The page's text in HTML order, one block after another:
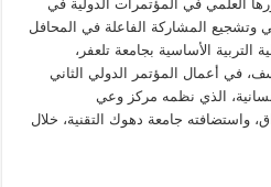
العلمي في المؤتمرات الدولية في
وتشجيع المشاركة الفاعلة في المحافل
التربية الأساسية بجامعة تلعفر،
في أعمال المؤتمر الدولي الثاني
الذي نظمه مركز وعي
واستضافته جامعة دهوك التقنية، خلال